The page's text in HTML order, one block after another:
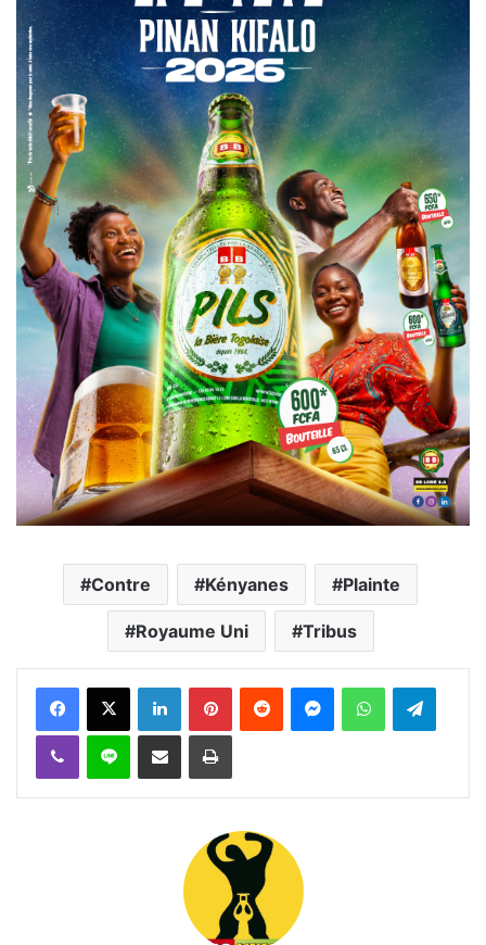
Contre Kényanes Plainte
Royaume Uni Tribus
FacebookX Linkedin PinterestReddit MessengerWhatsAppTelegram
Viber Ligne Partager par email Imprimer